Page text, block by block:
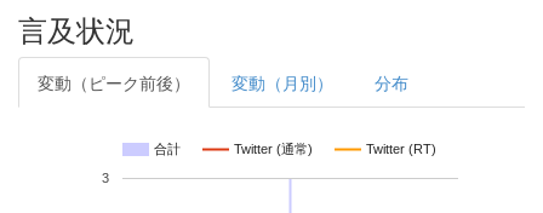
言及状況
変動（ピーク前後） 変動（月別） 分布
合計 Twitter (通常) Twitter (RT)
3